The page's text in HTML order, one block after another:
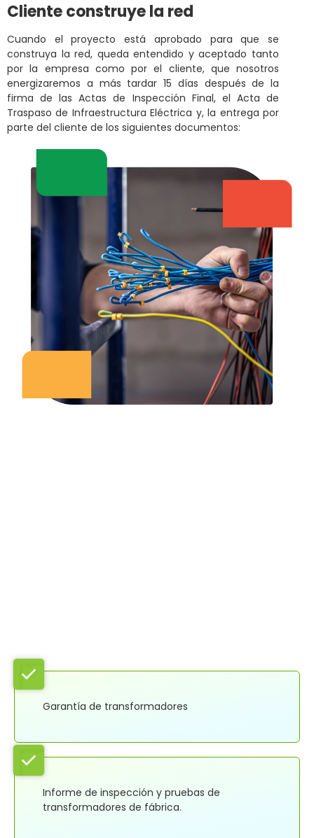
Cliente construye la red
Cuando el proyecto está aprobado para que se
construya la red, queda entendido y aceptado tanto
por la empresa como por el cliente, que nosotros
energizaremos a más tardar 15 días después de la
firma de las Actas de Inspección Final, el Acta de
Traspaso de Infraestructura Eléctrica y, la entrega por
parte del cliente de los siguientes documentos:
Garantía de transformadores
Informe de inspección y pruebas de
transformadores de fábrica.